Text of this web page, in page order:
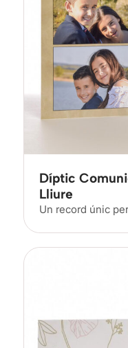
Díptic
Lliure
Un record únic